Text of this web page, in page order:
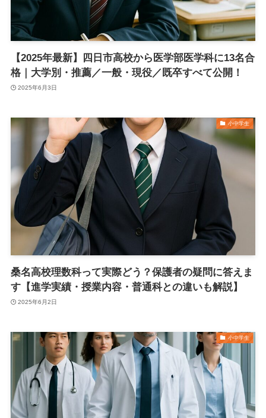
【2025年最新】四日市高校から医学部医学科に13名合
格｜大学別・推薦／一般・現役／既卒すべて公開！
2025年6月3日
小中学生
桑名高校理数科って実際どう？保護者の疑問に答えま
す【進学実績・授業内容・普通科との違いも解説】
2025年6月2日
小中学生